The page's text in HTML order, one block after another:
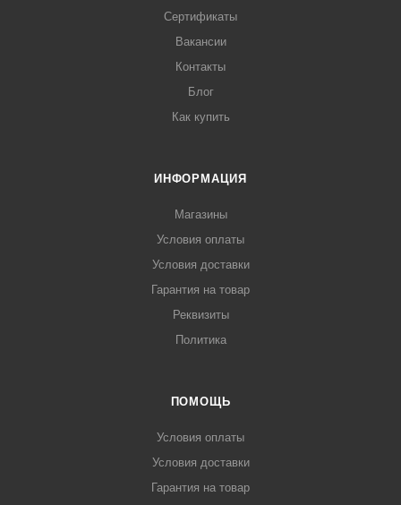
Сертификаты
Вакансии
Контакты
Блог
Как купить
ИНФОРМАЦИЯ
Магазины
Условия оплаты
Условия доставки
Гарантия на товар
Реквизиты
Политика
ПОМОЩЬ
Условия оплаты
Условия доставки
Гарантия на товар